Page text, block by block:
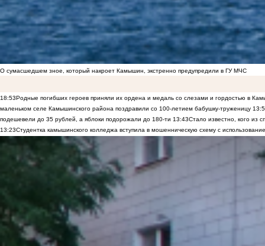
О сумасшедшем зное, который накроет Камышин, экстренно предупредили в ГУ МЧС
18:53Родные погибших героев приняли их ордена и медаль со слезами и гордостью в
маленьком селе Камышинского района поздравили со 100-летием бабушку-труженицу
подешевели до 35 рублей, а яблоки подорожали до 180-ти 13:43Стало известно, кого из
13:23Студентка камышинского колледжа вступила в мошенническую схему с